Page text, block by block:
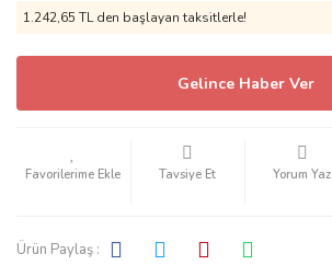
1.242,65 TL den başlayan taksitlerle!
Gelince Haber Ver
Tavsiye Et Yorum Yaz
Ürün Paylaş :